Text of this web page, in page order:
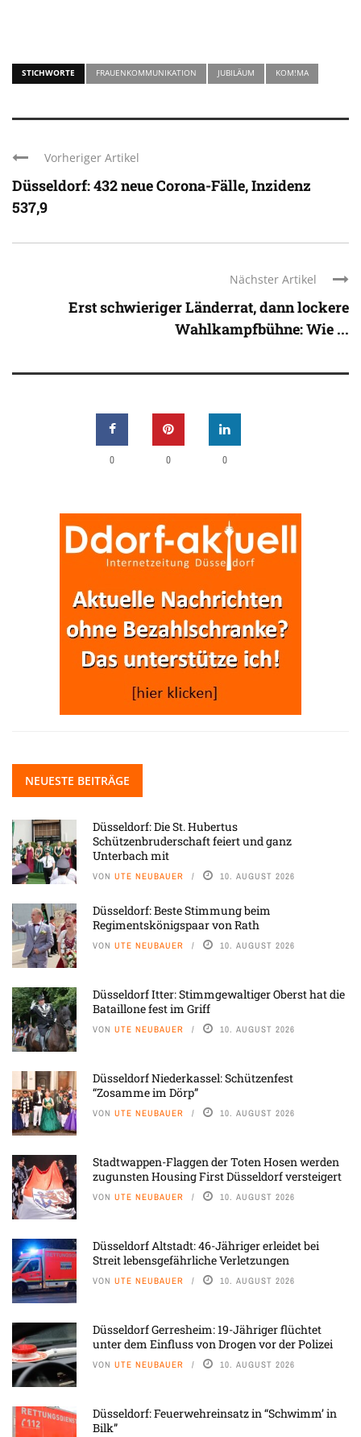
STICHWORTE FRAUENKOMMUNIKATION JUBILÄUM KOM!MA
Vorheriger Artikel
Düsseldorf: 432 neue Corona-Fälle, Inzidenz
537,9
Nächster Artikel
Erst schwieriger Länderrat, dann lockere
Wahlkampfbühne: Wie ...
0 0 0
NEUESTE BEITRÄGE
Düsseldorf: Die St. Hubertus
Schützenbruderschaft feiert und ganz
Unterbach mit
VON UTE NEUBAUER 10. AUGUST 2026
Düsseldorf: Beste Stimmung beim
Regimentskönigspaar von Rath
VON UTE NEUBAUER 10. AUGUST 2026
Düsseldorf Itter: Stimmgewaltiger Oberst hat die
Bataillone fest im Griff
VON UTE NEUBAUER 10. AUGUST 2026
Düsseldorf Niederkassel: Schützenfest
“Zosamme im Dörp”
VON UTE NEUBAUER 10. AUGUST 2026
Stadtwappen-Flaggen der Toten Hosen werden
zugunsten Housing First Düsseldorf versteigert
VON UTE NEUBAUER 10. AUGUST 2026
Düsseldorf Altstadt: 46-Jähriger erleidet bei
Streit lebensgefährliche Verletzungen
VON UTE NEUBAUER 10. AUGUST 2026
Düsseldorf Gerresheim: 19-Jähriger flüchtet
unter dem Einfluss von Drogen vor der Polizei
VON UTE NEUBAUER 10. AUGUST 2026
Düsseldorf: Feuerwehreinsatz in “Schwimm’ in
Bilk”